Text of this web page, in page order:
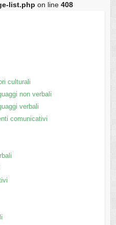
list.php on line 408
culturali
non verbali
verbali
comunicativi